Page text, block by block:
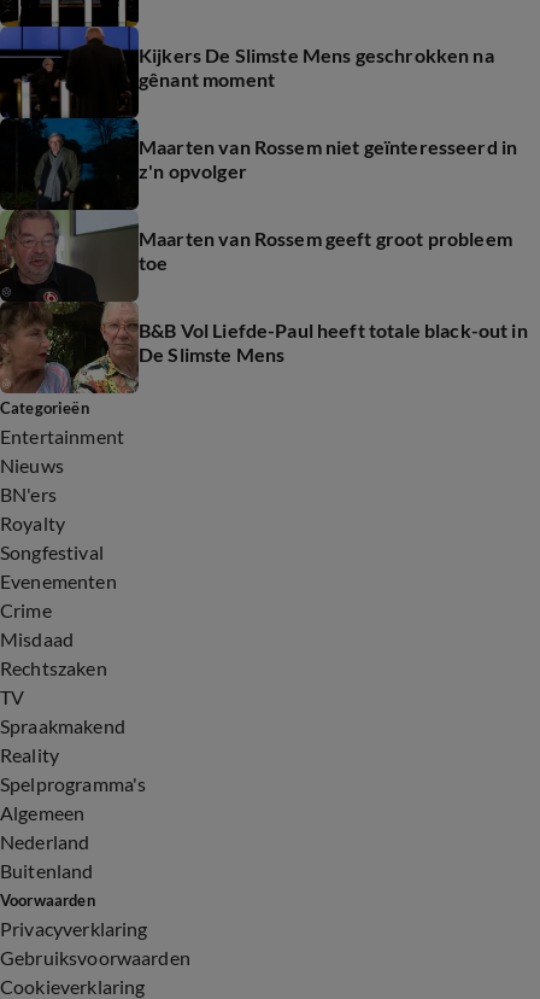
Kijkers De Slimste Mens geschrokken na
gênant moment
Maarten van Rossem niet geïnteresseerd in
z'n opvolger
Maarten van Rossem geeft groot probleem
toe
B&B Vol Liefde-Paul heeft totale black-out in
De Slimste Mens
Categorieën
Entertainment
Nieuws
BN'ers
Royalty
Songfestival
Evenementen
Crime
Misdaad
Rechtszaken
TV
Spraakmakend
Reality
Spelprogramma's
Algemeen
Nederland
Buitenland
Voorwaarden
Privacyverklaring
Gebruiksvoorwaarden
Cookieverklaring